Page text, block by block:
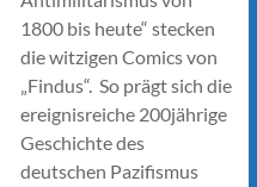
1800 bis heute“ stecken
die witzigen Comics von
„Findus“. So prägt sich die
ereignisreiche 200jährige
Geschichte des
deutschen Pazifismus